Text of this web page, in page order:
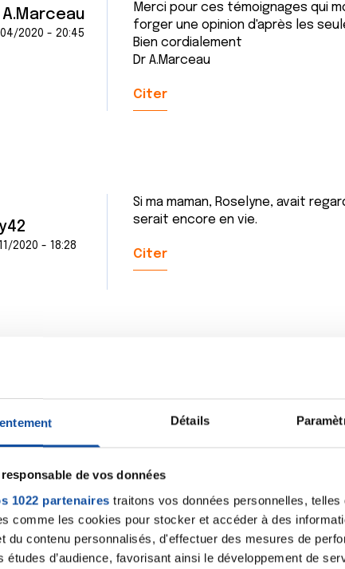
Détails
de vos données
1022 partenaires traitons vos données personnelles,
comme les cookies pour stocker et accéder à des
du contenu personnalisés, d'effectuer des mesures de
études d’audience, favorisant ainsi le développement de
A.Marceau
2020 - 20:45
Merci pour ces témoignages qui
forger une opinion d'après les
Bien cordialement
Dr A.Marceau
Citer
11/2020 - 18:28
Si ma maman, Roselyne, avait
serait encore en vie.
Citer
2020 - 19:17
C'est le genre de regret qu'il ne
fait ma colo 2 ans avant, j'aurais
Bon courage